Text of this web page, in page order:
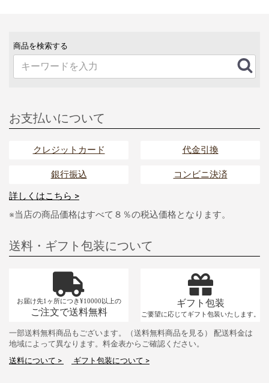
商品を検索する
お支払いについて
クレジットカード 代金引換
銀行振込 コンビニ決済
詳しくはこちら >
※当店の商品価格はすべて８％の税込価格となります。
送料・ギフト包装について
お届け先1ヶ所につき¥10000以上の
ご注文で送料無料
ギフト包装
ご要望に応じてギフト包装いたします。
一部送料無料商品もございます。（送料無料商品を見る） 配送料金は
地域によって異なります。料金表からご確認ください。
送料について >
ギフト包装について >